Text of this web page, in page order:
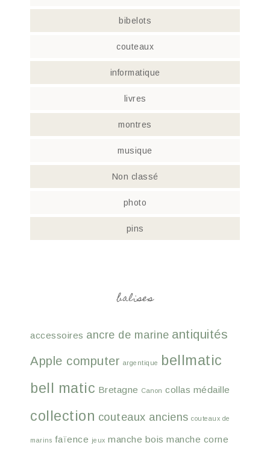
bibelots
couteaux
informatique
livres
montres
musique
Non classé
photo
pins
balises
accessoires ancre de marine antiquités
Apple computer argentique
bellmatic
bell matic Bretagne Canon collas médaille
collection couteaux anciens couteaux de
marins faïence jeux manche bois manche corne